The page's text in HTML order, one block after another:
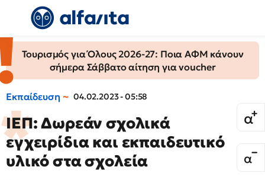
Τουρισμός για Όλους 2026-27: Ποια ΑΦΜ κάνουν
σήμερα Σάββατο αίτηση για voucher
Εκπαίδευση 04.02.2023 - 05:58
ΙΕΠ: Δωρεάν σχολικά
εγχειρίδια και εκπαιδευτικό
υλικό στα σχολεία